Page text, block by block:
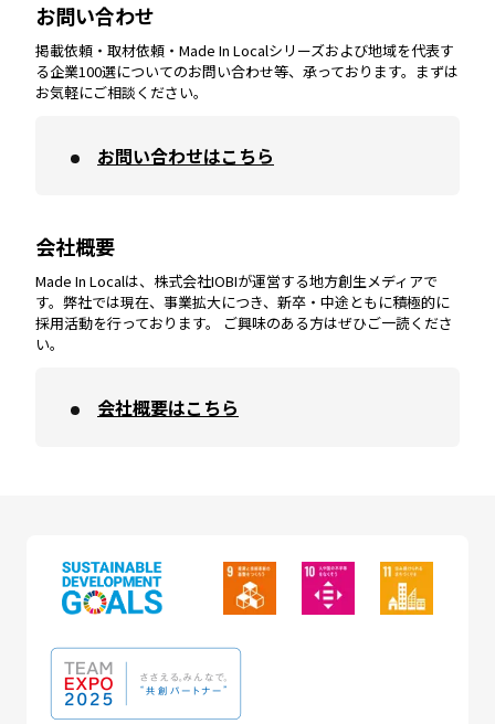
三重エリア
奈良エリア
和歌山エリア
香川エリア
愛媛エリア
宮崎エリア
鹿児島エリア
お問い合わせ
掲載依頼・取材依頼・Made In Localシリーズおよび地域を代表す
る企業100選についてのお問い合わせ等、承っております。まずは
お気軽にご相談ください。
お問い合わせはこちら
会社概要
Made In Localは、株式会社IOBIが運営する地方創生メディアで
す。弊社では現在、事業拡大につき、新卒・中途ともに積極的に
採用活動を行っております。 ご興味のある方はぜひご一読くださ
い。
会社概要はこちら